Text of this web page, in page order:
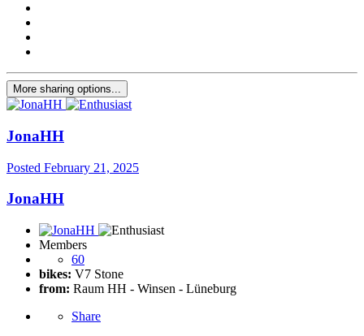
More sharing options...
JonaHH
Posted February 21, 2025
JonaHH
Members
60
bikes: V7 Stone
from: Raum HH - Winsen - Lüneburg
Share